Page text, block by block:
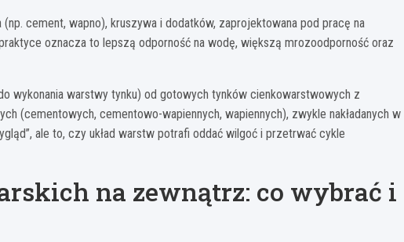
cement, wapno), kruszywa i dodatków, zaprojektowana pod pracę na
oznacza to lepszą odporność na wodę, większą mrozoodporność oraz
wykonania warstwy tynku) od gotowych tynków cienkowarstwowych z
(cementowych, cementowo-wapiennych, wapiennych), zwykle nakładanych w
ale to, czy układ warstw potrafi oddać wilgoć i przetrwać cykle
na zewnątrz: co wybrać i